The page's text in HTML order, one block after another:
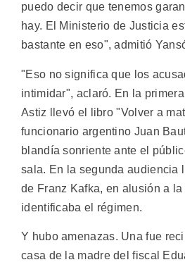
puedo decir que tenemos
hay. El Ministerio de Justicia
bastante en eso", admitió
"Eso no significa que los
intimidar", aclaró. En la
Astiz llevó el libro "Volver a
funcionario argentino Juan
blandía sonriente ante el
sala. En la segunda audiencia
de Franz Kafka, en alusión a
identificaba el régimen.
Y hubo amenazas. Una fue
casa de la madre del fiscal